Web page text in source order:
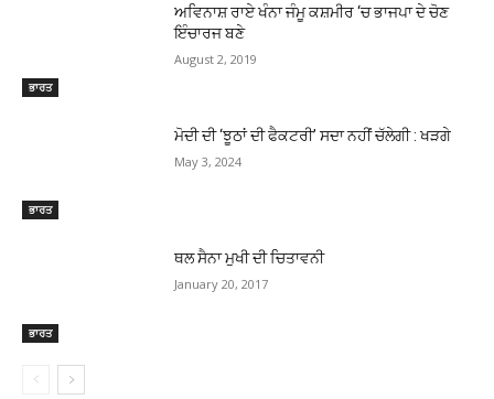
ਭਾਰਤ
ਅਵਿਨਾਸ਼ ਰਾਏ ਖੰਨਾ ਜੰਮੂ ਕਸ਼ਮੀਰ ‘ਚ ਭਾਜਪਾ ਦੇ ਚੋਣ
ਇੰਚਾਰਜ ਬਣੇ
August 2, 2019
ਭਾਰਤ
ਮੋਦੀ ਦੀ ‘ਝੂਠਾਂ ਦੀ ਫੈਕਟਰੀ’ ਸਦਾ ਨਹੀਂ ਚੱਲੇਗੀ : ਖੜਗੇ
May 3, 2024
ਭਾਰਤ
ਥਲ ਸੈਨਾ ਮੁਖੀ ਦੀ ਚਿਤਾਵਨੀ
January 20, 2017